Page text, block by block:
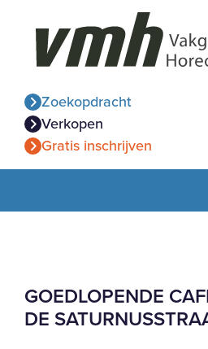
Zoekopdracht
Verkopen
Gratis inschrijven
GOEDLOPENDE
DE